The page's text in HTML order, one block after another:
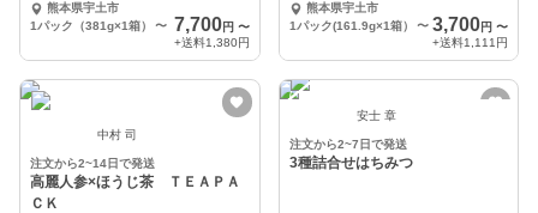
熊本県宇土市
1パック（381g×1箱）
〜 7,700円 〜
+送料1,380円
熊本県宇土市
1パック(161.9g×1箱）
〜 3,700円 〜
+送料1,111円
中村 司
注文から2~14日で発送
高麗人参×ほうじ茶 ＴＥＡＰＡ
ＣＫ
安士 章
注文から2~7日で発送
3種詰合せはちみつ